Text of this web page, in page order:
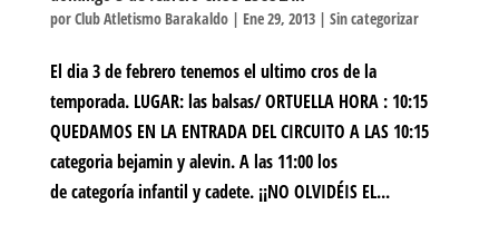
porClub Atletismo Barakaldo| Ene 29, 2013| Sin categorizar
El dia 3 de febrero tenemos el ultimo cros de la
temporada. LUGAR: las balsas/ ORTUELLA HORA : 10:15
QUEDAMOS EN LA ENTRADA DEL CIRCUITO A LAS 10:15
categoria bejamin y alevin. A las 11:00 los
de categoría infantil y cadete. ¡¡NO OLVIDÉIS EL...